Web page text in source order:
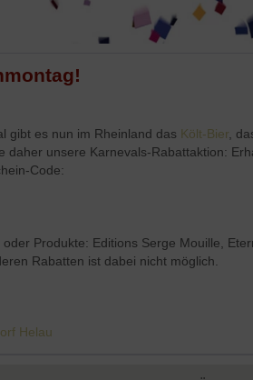
gibt es nun im Rheinland das Költ-Bier,
unsere Karnevals-Rabattaktion:
Code:
Produkte: Editions Serge Mouille,
Rabatten ist dabei nicht möglich.
Helau